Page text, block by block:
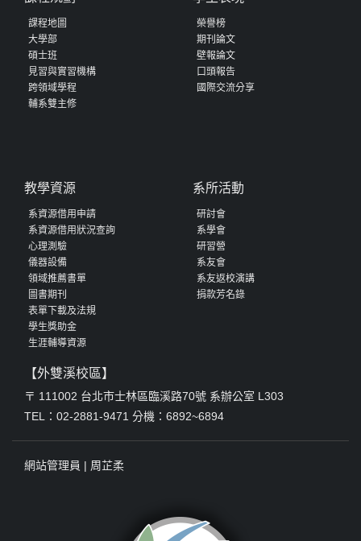
課程地圖
大學部
碩士班
見習與實習機構
跨領域學程
輔系雙主修
榮譽榜
期刊論文
壁報論文
口頭報告
國際交流分享
教學資源
系資源借用申請
系資源借用狀況查詢
心理測驗
儀器設備
領域推薦書單
圖書期刊
表單下載及法規
學生獎助金
生涯輔導資源
系所活動
研討會
系學會
研習營
系友會
系友返校演講
捐款芳名錄
【外雙溪校區】
〒 111002 台北市士林區臨溪路70號 系辦公室 L303
TEL：02-2881-9471 分機：6892~6894
網站管理員 | 周芷柔